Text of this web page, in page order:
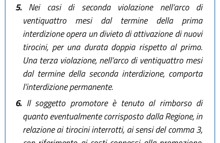
5.Nei casi di seconda violazione nell’arco di
ventiquattro mesi dal termine della prima
interdizione opera un divieto di attivazione di nuovi
tirocini, per una durata doppia rispetto al primo.
Una terza violazione, nell’arco di ventiquattro mesi
dal termine della seconda interdizione, comporta
l’interdizione permanente.
6.Il soggetto promotore è tenuto al rimborso di
quanto eventualmente corrisposto dalla Regione, in
relazione ai tirocini interrotti, ai sensi del comma 3,